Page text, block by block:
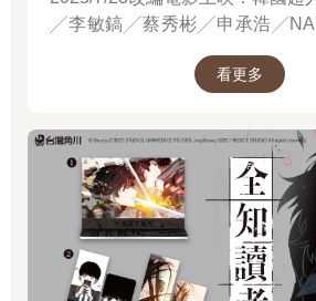
╱李敏鎬╱蔡秀彬╱申承浩
銜主演！進電影院前，先看原
看更多